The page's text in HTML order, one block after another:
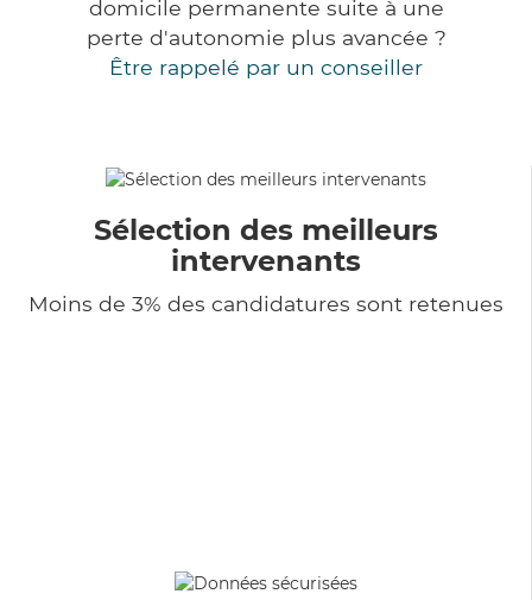
domicile permanente suite à une
perte d'autonomie plus avancée ?
Être rappelé par un conseiller
Sélection des meilleurs
intervenants
Moins de 3% des candidatures sont retenues